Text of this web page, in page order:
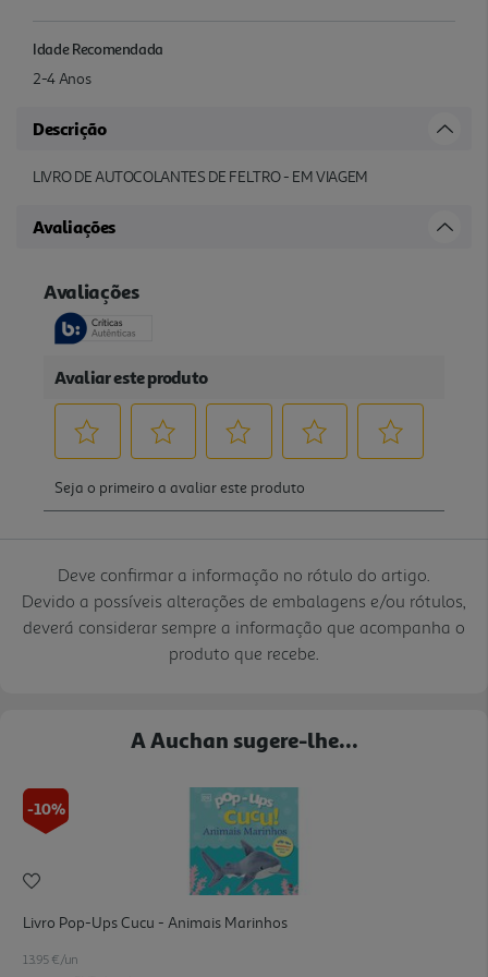
Idade Recomendada
2-4 Anos
Descrição
LIVRO DE AUTOCOLANTES DE FELTRO - EM VIAGEM
Avaliações
Deve confirmar a informação no rótulo do artigo.
Devido a possíveis alterações de embalagens e/ou rótulos,
deverá considerar sempre a informação que acompanha o
produto que recebe.
A Auchan sugere-lhe...
-10%
Livro Pop-Ups Cucu - Animais Marinhos
13.95 €/un